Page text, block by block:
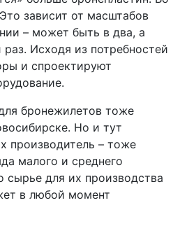
зависит от масштабов
– может быть в два, а
Исходя из потребностей
и спроектируют
бронежилетов тоже
Но и тут
производитель – тоже
малого и среднего
сырье для их производства
в любой момент